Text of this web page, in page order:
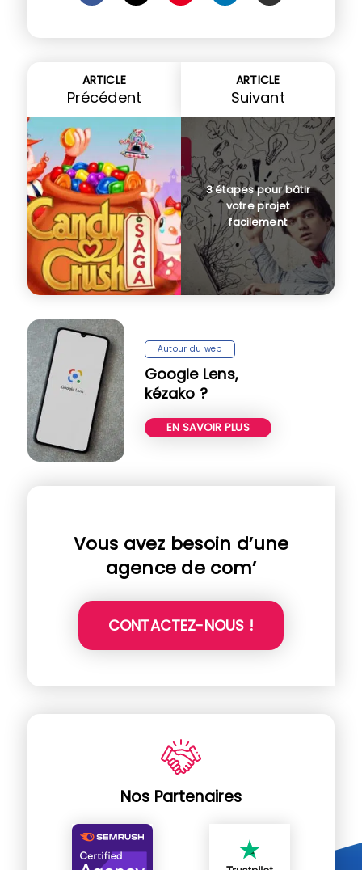
ARTICLE
Précédent
ARTICLE
Suivant
3 étapes pour bâtir
votre projet
facilement
Autour du web
Google Lens,
kézako ?
EN SAVOIR PLUS
Vous avez besoin d’une
agence de com’
CONTACTEZ-NOUS !
Nos Partenaires